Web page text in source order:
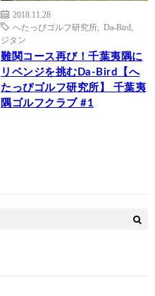
2018.11.28
へたっぴゴルフ研究所
Da-Bird
ジタン
難関コース再び！千葉夷隅に
リベンジを挑むDa-Bird【へ
たっぴゴルフ研究所】 千葉夷
隅ゴルフクラブ #1